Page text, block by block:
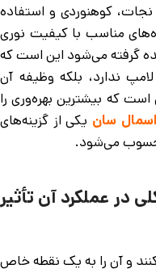
کوهنوردی و استفاده
مناسب با کیفیت نوری
گرفته می‌شود این است که
ندارد، بلکه وظیفه آن
که بیشترین بهره‌وری را
سان یکی از گزینه‌های
محسوب می‌شود.
در عملکرد آن تأثیر
کنند و آن را به یک نقطه خاص